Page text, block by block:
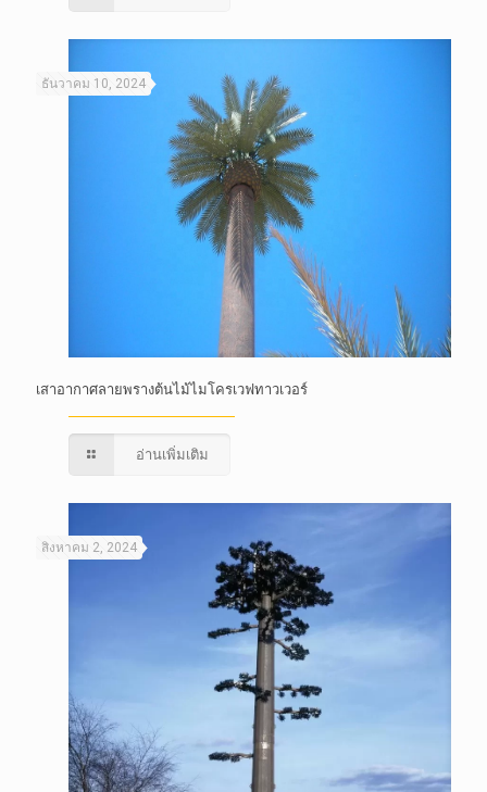
ธันวาคม 10, 2024
เสาอากาศลายพรางต้นไม้ไมโครเวฟทาวเวอร์
อ่านเพิ่มเติม
สิงหาคม 2, 2024